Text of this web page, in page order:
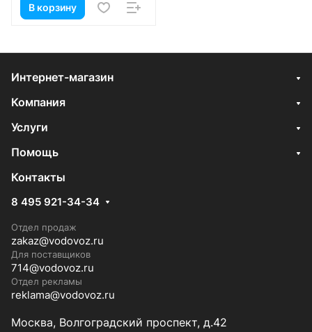
В корзину
Интернет-магазин
Компания
Услуги
Помощь
Контакты
8 495 921-34-34
Отдел продаж
zakaz@vodovoz.ru
Для поставщиков
714@vodovoz.ru
Отдел рекламы
reklama@vodovoz.ru
Москва, Волгоградский проспект, д.42